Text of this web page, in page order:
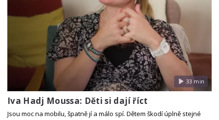
33 min
Iva Hadj Moussa: Děti si dají říct
Jsou moc na mobilu, špatně jí a málo spí. Dětem škodí úplně stejné